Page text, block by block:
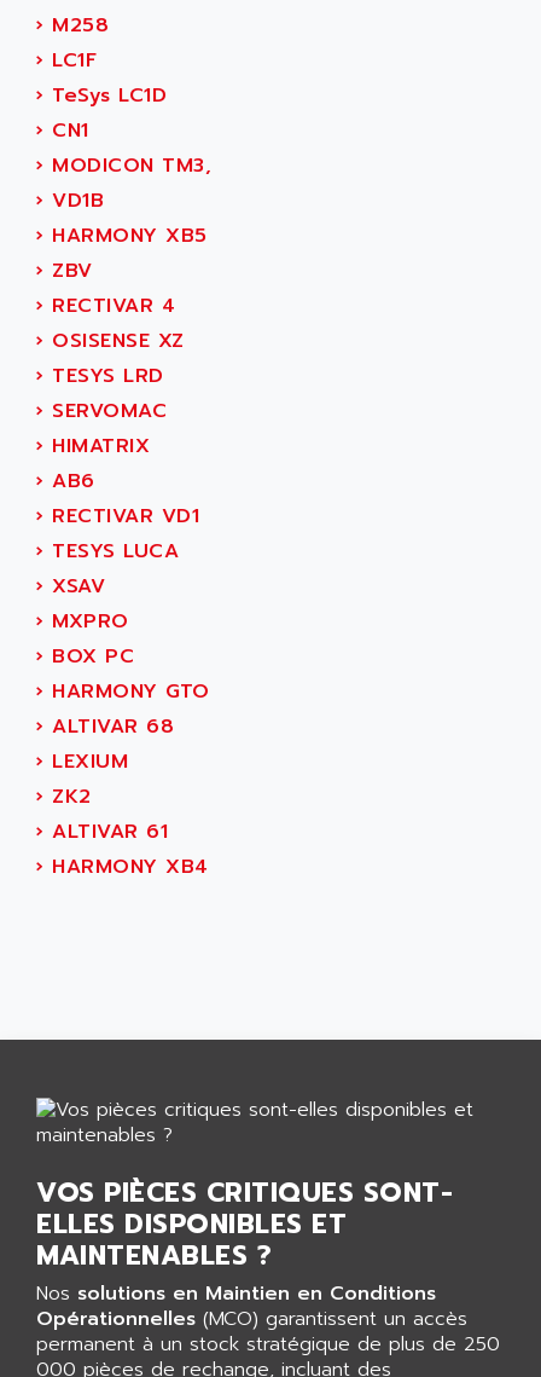
ACM
PLS510
SERVOSTAR
AC FEED MOTOR
SIMODRIVE 611
NUM 1060
NUM 760
NUM 750/760
NUM750
NUM750 / NUM760
ULTRA SERIES
IPC
INDUCTEL
C500
C200H
CQM1
R88
CQM1H
ALTIVAR 16
ALTIVAR 66
VT3000
VSPA1
FERROMATIK PMC 1000
VT100
LCA
CNC ALPHA
ADM ELECTRONIC
ADMV
ADN
ADTECH POWER INC
ADV
ADVANCE
ADVANCE TAPES
ADVANCED ENERGY
ADVANCED MICRO DEVICES
ADVANCED MOTION CONTROLS
ADVANCED POWER TECHNOLOGY
ADVANTEC
ADVANTECH
ADVANTYS FTM
ADWIN
AE
AE&T
AEC
AECO
AEEON
AEES
AEP
AERO - SHARP
AEROBAR
AEROSEC INDUSTRIE
AEROTECH
AES
AESYS
AEV
AFAG
› M258
› LC1F
› TeSys LC1D
› CN1
› MODICON TM3,
› VD1B
› HARMONY XB5
› ZBV
› RECTIVAR 4
› OSISENSE XZ
› TESYS LRD
› SERVOMAC
› HIMATRIX
› AB6
› RECTIVAR VD1
› TESYS LUCA
› XSAV
› MXPRO
› BOX PC
› HARMONY GTO
› ALTIVAR 68
› LEXIUM
› ZK2
› ALTIVAR 61
› HARMONY XB4
VOS PIÈCES CRITIQUES SONT-
ELLES DISPONIBLES ET
MAINTENABLES ?
Nos solutions en Maintien en Conditions
Opérationnelles (MCO) garantissent un accès
permanent à un stock stratégique de plus de 250
000 pièces de rechange, incluant des